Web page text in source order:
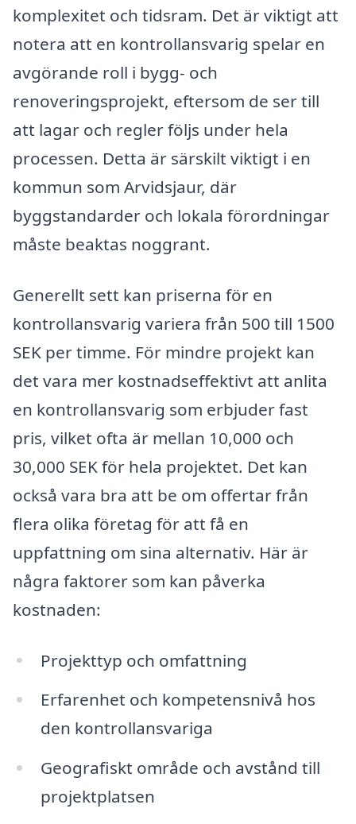
komplexitet och tidsram. Det är viktigt att
notera att en kontrollansvarig spelar en
avgörande roll i bygg- och
renoveringsprojekt, eftersom de ser till
att lagar och regler följs under hela
processen. Detta är särskilt viktigt i en
kommun som Arvidsjaur, där
byggstandarder och lokala förordningar
måste beaktas noggrant.
Generellt sett kan priserna för en
kontrollansvarig variera från 500 till 1500
SEK per timme. För mindre projekt kan
det vara mer kostnadseffektivt att anlita
en kontrollansvarig som erbjuder fast
pris, vilket ofta är mellan 10,000 och
30,000 SEK för hela projektet. Det kan
också vara bra att be om offertar från
flera olika företag för att få en
uppfattning om sina alternativ. Här är
några faktorer som kan påverka
kostnaden:
Projekttyp och omfattning
Erfarenhet och kompetensnivå hos
den kontrollansvariga
Geografiskt område och avstånd till
projektplatsen